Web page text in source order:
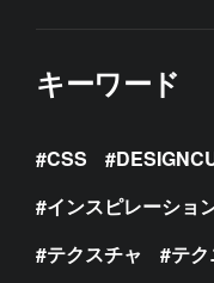
キーワード
CSS
インスピレーショ
テクスチャ
テ